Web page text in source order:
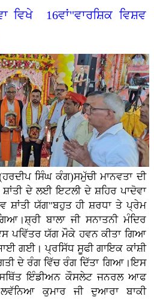
ਵਿਖੇ 16ਵਾਂ"ਵਾਰਸ਼ਿਕ ਵਿਸ਼ਵ
ਸਿੰਘ ਕੰਗ)ਸਮੁੱਚੀ ਮਾਨਵਤਾ ਦੀ
ਦੇ ਲਈ ਇਟਲੀ ਦੇ ਸ਼ਹਿਰ ਪਾਦੋਵਾ
ਸ਼ਾਂਤੀ ਯੱਗ"ਬਹੁਤ ਹੀ ਸ਼ਰਧਾ ਤੇ ਪ੍ਰੇਮ
ਬਾਲਾ ਜੀ ਸਨਾਤਨੀ ਮੰਦਿਰ
ਪਵਿੱਤਰ ਯੱਗ ਮੌਕੇ ਹਵਨ ਕੀਤਾ ਗਿਆ
ਗਈ। ਪ੍ਰਸਿੱਧ ਸੂਫੀ ਗਾਇਕ ਕਾਂਸ਼ੀ
ਦੇ ਰੰਗ ਵਿੱਚ ਰੰਗ ਦਿੱਤਾ ਗਿਆ।ਇਸ
ਸਥਿੱਤ ਇੰਡੀਅਨ ਕੌਸਲੇਟ ਜਨਰਲ ਆਫ
ਕੁਮਾਰ ਜੀ ਦੁਆਰਾ ਬਾਕੀ